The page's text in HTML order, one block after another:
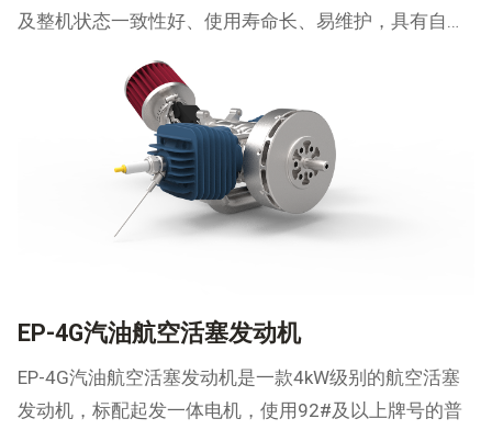
及整机状态一致性好、使用寿命长、易维护，具有自主
复合翼无人机。
EP-4G汽油航空活塞发动机
EP-4G汽油航空活塞发动机是一款4kW级别的航空活塞
发动机，标配起发一体电机，使用92#及以上牌号的普